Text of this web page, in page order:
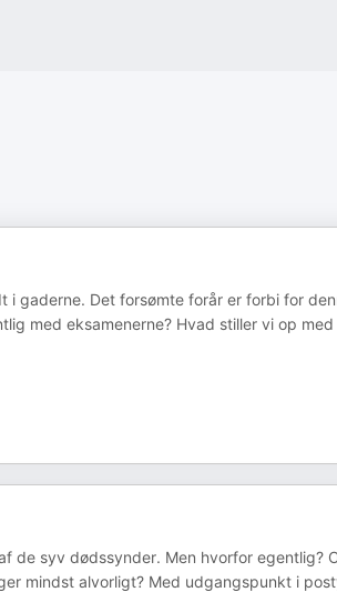
gaderne. Det forsømte forår er forbi for
med eksamenerne? Hvad stiller vi op
de syv dødssynder. Men hvorfor
mindst alvorligt? Med udgangspunkt i